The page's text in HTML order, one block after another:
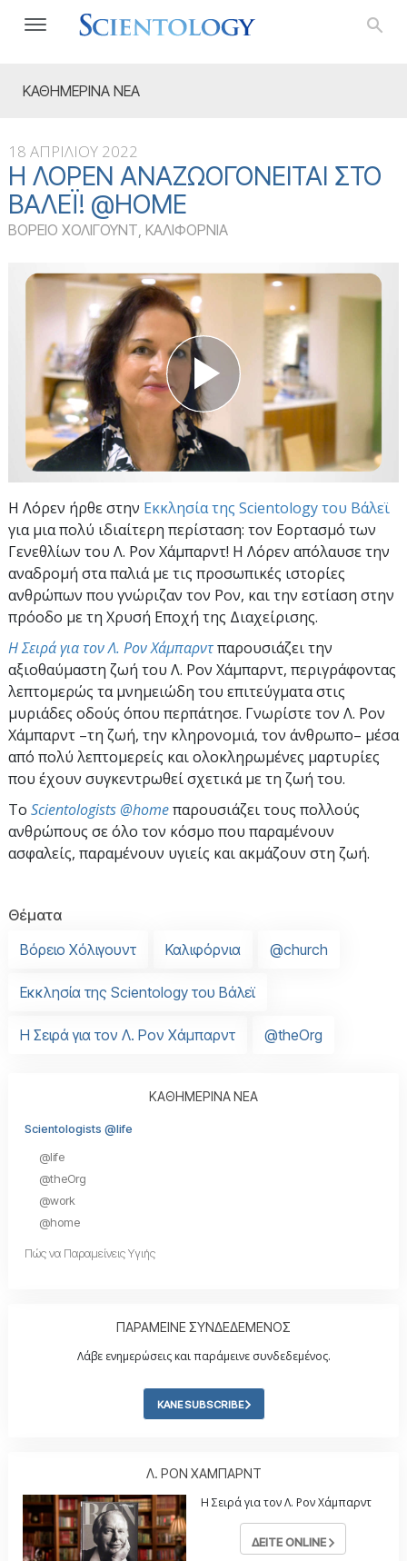
ΚΑΘΗΜΕΡΙΝΑ ΝΕΑ
18 ΑΠΡΙΛΙΟΥ 2022
Η ΛΌΡΕΝ ΑΝΑΖΩΟΓΟΝΕΊΤΑΙ ΣΤΟ
ΒΆΛΕΪ! @HOME
ΒΟΡΕΙΟ ΧΟΛΙΓΟΥΝΤ, ΚΑΛΙΦΟΡΝΙΑ
Η Λόρεν ήρθε στην Εκκλησία της Scientology του Βάλεϊ
για μια πολύ ιδιαίτερη περίσταση: τον Εορτασμό των
Γενεθλίων του Λ. Ρον Χάμπαρντ! Η Λόρεν απόλαυσε την
αναδρομή στα παλιά με τις προσωπικές ιστορίες
ανθρώπων που γνώριζαν τον Ρον, και την εστίαση στην
πρόοδο με τη Χρυσή Εποχή της Διαχείρισης.
Η Σειρά για τον Λ. Ρον Χάμπαρντπαρουσιάζει την
αξιοθαύμαστη ζωή του Λ. Ρον Χάμπαρντ, περιγράφοντας
λεπτομερώς τα μνημειώδη του επιτεύγματα στις
μυριάδες οδούς όπου περπάτησε. Γνωρίστε τον Λ. Ρον
Χάμπαρντ –τη ζωή, την κληρονομιά, τον άνθρωπο– μέσα
από πολύ λεπτομερείς και ολοκληρωμένες μαρτυρίες
που έχουν συγκεντρωθεί σχετικά με τη ζωή του.
To Scientologists @homeπαρουσιάζει τους πολλούς
ανθρώπους σε όλο τον κόσμο που παραμένουν
ασφαλείς, παραμένουν υγιείς και ακμάζουν στη ζωή.
Θέματα
Βόρειο Χόλιγουντ
Καλιφόρνια @church
Εκκλησία της Scientology του Βάλεϊ
Η Σειρά για τον Λ. Ρον Χάμπαρντ @theOrg
ΚΑΘΗΜΕΡΙΝΑ ΝΕΑ
Scientologists @life
@life
@theOrg
@work
@home
Πώς να Παραμείνεις Υγιής
ΠΑΡΑΜΕΙΝΕ ΣΥΝΔΕΔΕΜΕΝΟΣ
Λάβε ενημερώσεις και παράμεινε συνδεδεμένος.
ΚΑΝΕ SUBSCRIBE
Λ. ΡΟΝ ΧΑΜΠΑΡΝΤ
Η Σειρά για τον Λ. Ρον Χάμπαρντ
ΔΕΙΤΕ ONLINE